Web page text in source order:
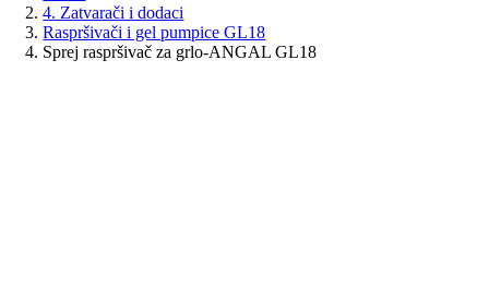
4. Zatvarači i dodaci
Raspršivači i gel pumpice GL18
Sprej raspršivač za grlo-ANGAL GL18